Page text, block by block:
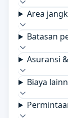
Area
Batasan
Asuransi
Biaya